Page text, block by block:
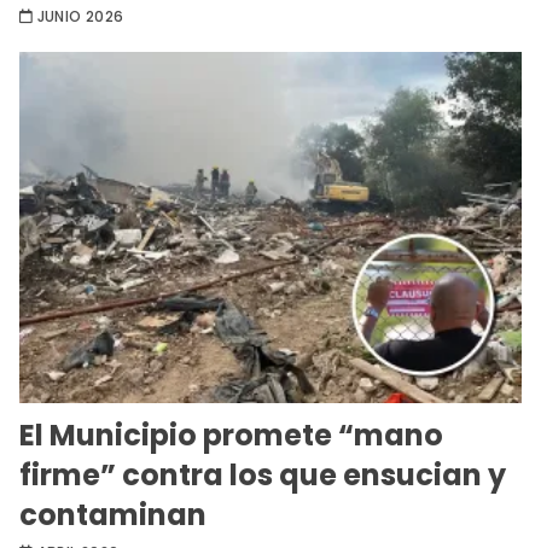
JUNIO 2026
El Municipio promete “mano
firme” contra los que ensucian y
contaminan